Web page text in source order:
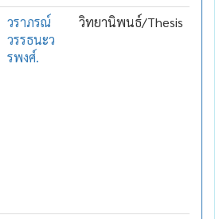
วราภรณ์
วรรธนะว
รพงศ์.
วิทยานิพนธ์/Thesis